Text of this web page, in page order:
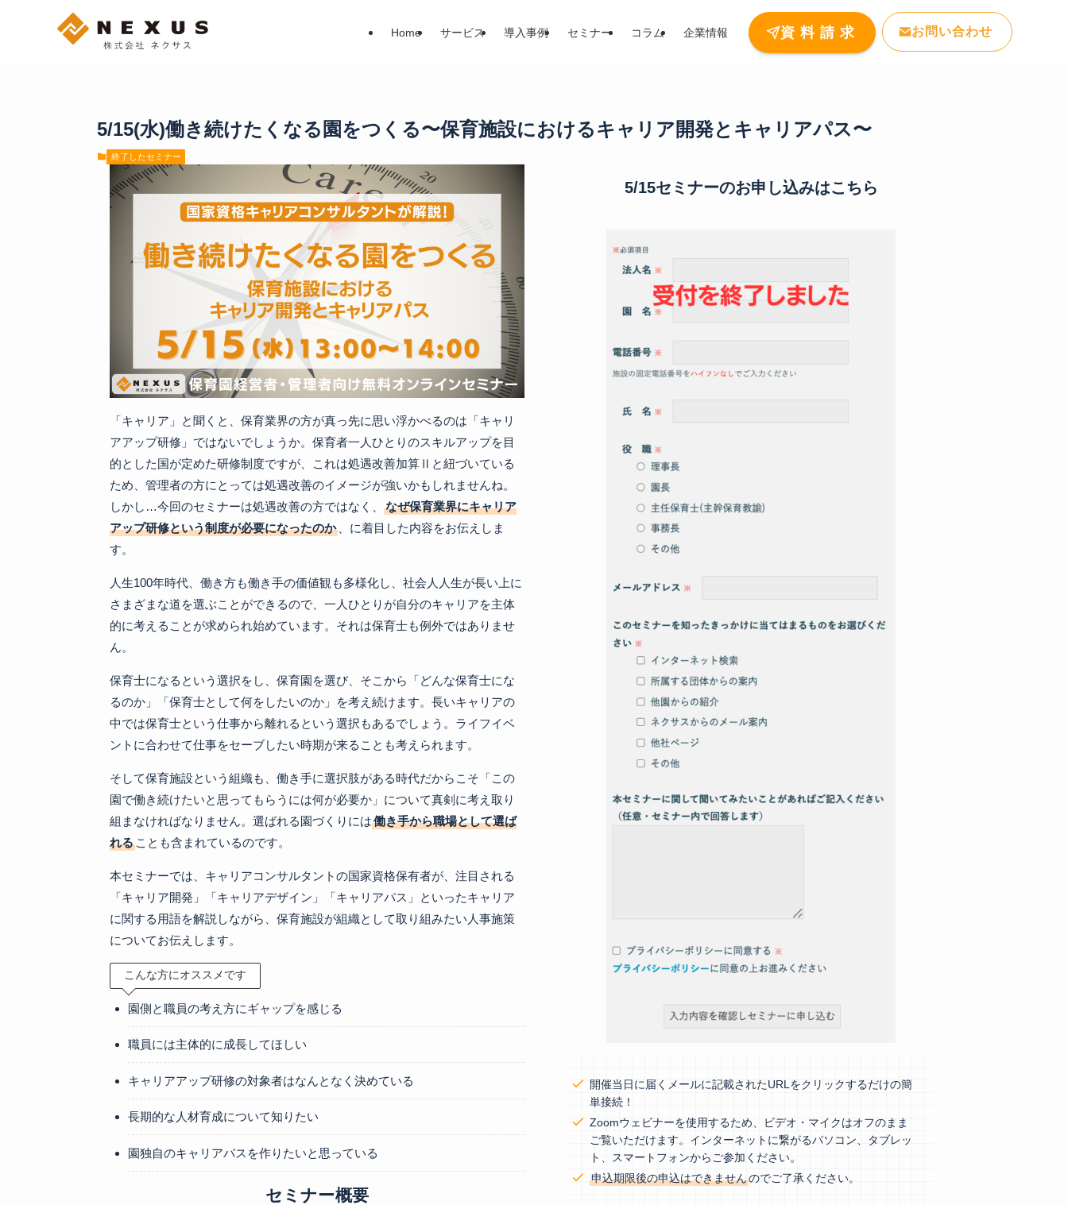
Home サービス 導入事例 セミナー コラム 企業情報 資 料 請 求 お問い合わせ
5/15(水)働き続けたくなる園をつくる〜保育施設におけるキャリア開発とキャリアパス〜
終了したセミナー
「キャリア」と聞くと、保育業界の方が真っ先に思い浮かべるのは「キャリ
アアップ研修」ではないでしょうか。保育者一人ひとりのスキルアップを目
的とした国が定めた研修制度ですが、これは処遇改善加算Ⅱと紐づいている
ため、管理者の方にとっては処遇改善のイメージが強いかもしれませんね。
しかし…今回のセミナーは処遇改善の方ではなく、
なぜ保育業界にキャリア
アップ研修という制度が必要になったのか
、に着目した内容をお伝えしま
す。
人生100年時代、働き方も働き手の価値観も多様化し、社会人人生が長い上に
さまざまな道を選ぶことができるので、一人ひとりが自分のキャリアを主体
的に考えることが求められ始めています。それは保育士も例外ではありませ
ん。
保育士になるという選択をし、保育園を選び、そこから「どんな保育士にな
るのか」「保育士として何をしたいのか」を考え続けます。長いキャリアの
中では保育士という仕事から離れるという選択もあるでしょう。ライフイベ
ントに合わせて仕事をセーブしたい時期が来ることも考えられます。
そして保育施設という組織も、働き手に選択肢がある時代だからこそ「この
園で働き続けたいと思ってもらうには何が必要か」について真剣に考え取り
組まなければなりません。選ばれる園づくりには働き手から職場として選ば
れる ことも含まれているのです。
本セミナーでは、キャリアコンサルタントの国家資格保有者が、注目される
「キャリア開発」「キャリアデザイン」「キャリアパス」といったキャリア
に関する用語を解説しながら、保育施設が組織として取り組みたい人事施策
についてお伝えします。
こんな方にオススメです
園側と職員の考え方にギャップを感じる
職員には主体的に成長してほしい
キャリアアップ研修の対象者はなんとなく決めている
長期的な人材育成について知りたい
園独自のキャリアパスを作りたいと思っている
セミナー概要
5/15セミナーのお申し込みはこちら
開催当日に届くメールに記載されたURLをクリックするだけの簡
単接続！
Zoomウェビナーを使用するため、ビデオ・マイクはオフのまま
ご覧いただけます。インターネットに繋がるパソコン、タブレッ
ト、スマートフォンからご参加ください。
申込期限後の申込はできませんのでご了承ください。